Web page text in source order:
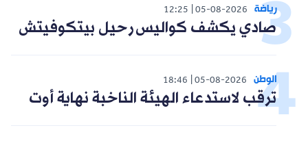
رياضة 05-08-2026
12:25
صادي يكشف كواليس رحيل بيتكوفيتش
الوطن 05-08-2026
18:46
ترقب لاستدعاء الهيئة الناخبة نهاية أوت